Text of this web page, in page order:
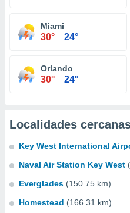
Miami
30° 24°
Orlando
30° 24°
Localidades
Key West International
Naval Air Station Key West
Everglades (150.75 km)
Homestead (166.31 km)